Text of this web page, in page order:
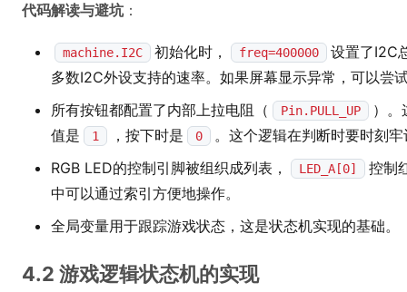
代码解读与避坑：
machine.I2C 初始化时， freq=400000
设置了I2C
多数I2C外设支持的速率。如果屏幕显示异常，可以尝
所有按钮都配置了内部上拉电阻（
Pin.PULL_UP
）。
值是
1 ，按下时是 0
。这个逻辑在判断时要时刻牢
RGB LED的控制引脚被组织成列表，
LED_A[0]
控制
中可以通过索引方便地操作。
全局变量用于跟踪游戏状态，这是状态机实现的基础。
4.2 游戏逻辑状态机的实现